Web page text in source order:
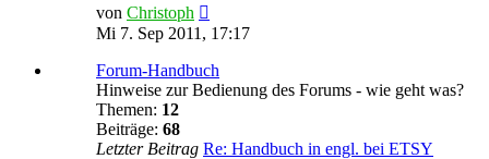
von Christoph
Beitrag
Mi 7. Sep 2011, 17:17
Forum-Handbuch
Hinweise zur Bedienung des Forums - wie geht was?
Themen: 12
Beiträge: 68
Letzter Beitrag Re: Handbuch in engl. bei ETSY